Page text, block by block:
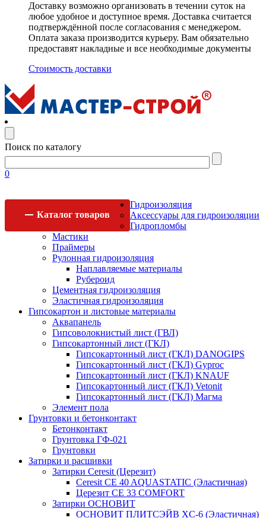
Доставку возможно организовать в течении суток на
любое удобное и доступное время. Доставка считается
подтверждённой после согласования с менеджером.
Оплата заказа производится курьеру. Вам обязательно
предоставят накладные и все необходимые документы
Стоимость доставки
Поиск по каталогу
0
Каталог товаров
Гидроизоляция
Аксессуары для гидроизоляции
Гидропломбы
Мастики
Праймеры
Рулонная гидроизоляция
Наплавляемые материалы
Рубероид
Цементная гидроизоляция
Эластичная гидроизоляция
Гипсокартон и листовые материалы
Аквапанель
Гипсоволокнистый лист (ГВЛ)
Гипсокартонный лист (ГКЛ)
Гипсокартонный лист (ГКЛ) DANOGIPS
Гипсокартонный лист (ГКЛ) Gyproc
Гипсокартонный лист (ГКЛ) KNAUF
Гипсокартонный лист (ГКЛ) Vetonit
Гипсокартонный лист (ГКЛ) Магма
Элемент пола
Грунтовки и бетонконтакт
Бетонконтакт
Грунтовка ГФ-021
Грунтовки
Затирки и расшивки
Затирки Ceresit (Церезит)
Ceresit CE 40 AQUASTATIC (Эластичная)
Церезит CE 33 COMFORT
Затирки ОСНОВИТ
ОСНОВИТ ПЛИТСЭЙВ XC-6 (Эластичная)